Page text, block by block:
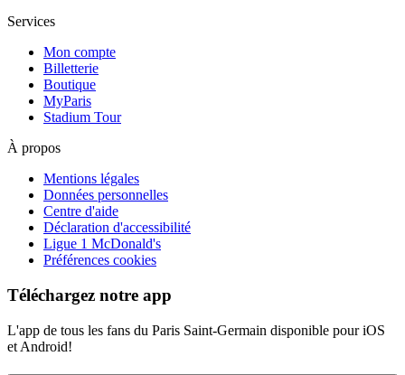
Services
Mon compte
Billetterie
Boutique
MyParis
Stadium Tour
À propos
Mentions légales
Données personnelles
Centre d'aide
Déclaration d'accessibilité
Ligue 1 McDonald's
Préférences cookies
Téléchargez notre app
L'app de tous les fans du Paris Saint-Germain disponible pour iOS
et Android!